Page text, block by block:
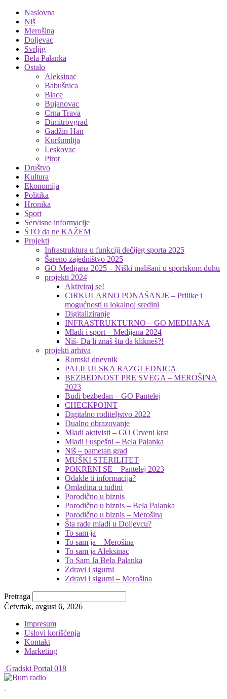
Naslovna
Niš
Merošina
Doljevac
Svrljig
Bela Palanka
Ostalo
Aleksinac
Babušnica
Blace
Bujanovac
Crna Trava
Dimitrovgrad
Gadžin Han
Kuršumlija
Leskovac
Pirot
Društvo
Kultura
Ekonomija
Politika
Hronika
Sport
Servisne informacije
ŠTO da ne KAŽEM
Projekti
Infrastruktura u funkciji dečijeg sporta 2025
Šareno zajedništvo 2025
GO Medijana 2025 – Niški mališani u sportskom duhu
projekti 2024
Aktiviraj se!
CIRKULARNO PONAŠANJE – Prilike i
mogućnosti u lokalnoj sredini
Digitaliziranje
INFRASTRUKTURNO – GO MEDIJANA
Mladi i sport – Medijana 2024
Niš- Da li znaš šta da klikneš?!
projekti arhiva
Romski dnevnik
PALILULSKA RAZGLEDNICA
BEZBEDNOST PRE SVEGA – MEROŠINA
2023
Budi bezbedan – GO Pantelej
CHECKPOINT
Digitalno roditeljstvo 2022
Dualno obrazovanje
Mladi aktivisti – GO Crveni krst
Mladi i uspešni – Bela Palanka
Niš – pametan grad
MUŠKI STERILITET
POKRENI SE – Pantelej 2023
Odakle ti informacija?
Omladina u tuđini
Porodično u biznis
Porodično u biznis – Bela Palanka
Porodično u biznis – Merošina
Šta rade mladi u Doljevcu?
To sam ja
To sam ja – Merošina
To sam ja Aleksinac
To Sam Ja Bela Palanka
Zdravi i sigurni
Zdravi i sigurni – Merošina
Pretraga
Četvrtak, avgust 6, 2026
Impresum
Uslovi korišćenja
Kontakt
Marketing
Gradski Portal 018